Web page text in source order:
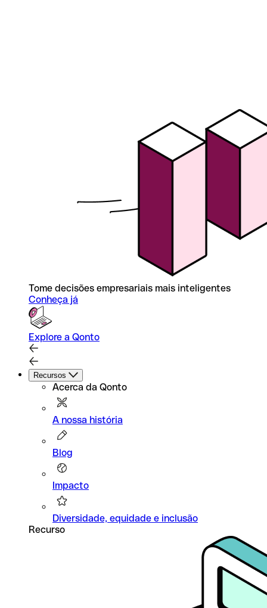
Tome decisões empresariais mais inteligentes
Conheça já
Explore a Qonto
Recursos
Acerca da Qonto
A nossa história
Blog
Impacto
Diversidade, equidade e inclusão
Recurso